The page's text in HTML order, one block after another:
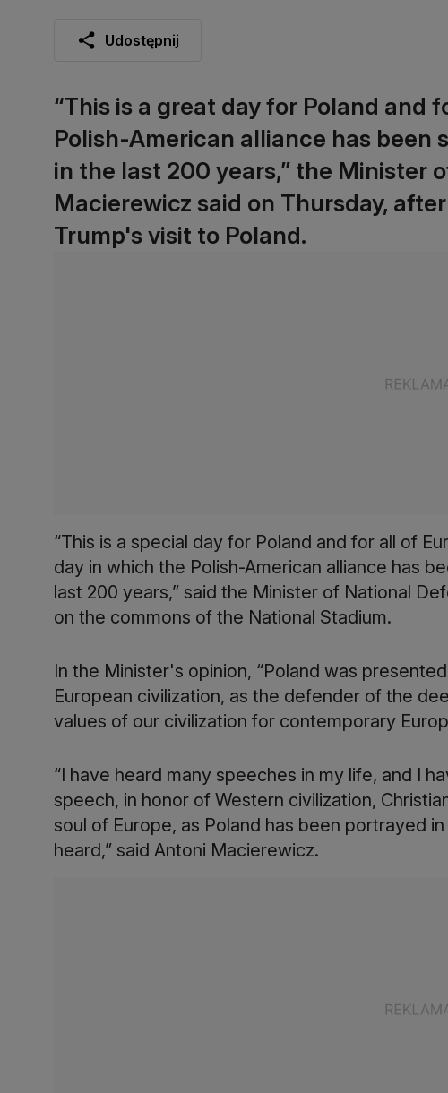
Udostępnij
“This is a great day for Poland and
Polish-American alliance has been
in the last 200 years,” the Minister
Macierewicz said on Thursday,
Trump's visit to Poland.
“This is a special day for Poland and for all of
day in which the Polish-American alliance has
last 200 years,” said the Minister of National
on the commons of the National Stadium.
In the Minister's opinion, “Poland was
European civilization, as the defender of the
values of our civilization for contemporary
“I have heard many speeches in my life, and I
speech, in honor of Western civilization,
soul of Europe, as Poland has been portrayed
heard,” said Antoni Macierewicz.